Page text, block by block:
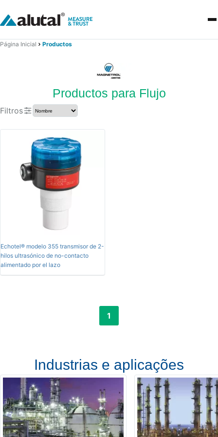
Página Inicial Productos
Productos para Flujo
Filtros
Echotel® modelo 355 transmisor de 2-
hilos ultrasónico de no-contacto
alimentado por el lazo
1
Industrias e aplicações